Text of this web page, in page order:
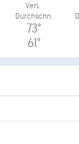
Verl.
Durchschn.
73°
61°